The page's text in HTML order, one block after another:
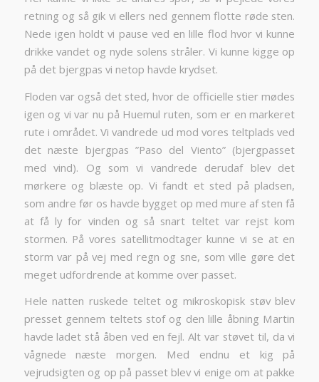
retning og så gik vi ellers ned gennem flotte røde sten.
Nede igen holdt vi pause ved en lille flod hvor vi kunne
drikke vandet og nyde solens stråler. Vi kunne kigge op
på det bjergpas vi netop havde krydset.
Floden var også det sted, hvor de officielle stier mødes
igen og vi var nu på Huemul ruten, som er en markeret
rute i området. Vi vandrede ud mod vores teltplads ved
det næste bjergpas ”Paso del Viento” (bjergpasset
med vind). Og som vi vandrede derudaf blev det
mørkere og blæste op. Vi fandt et sted på pladsen,
som andre før os havde bygget op med mure af sten få
at få ly for vinden og så snart teltet var rejst kom
stormen. På vores satellitmodtager kunne vi se at en
storm var på vej med regn og sne, som ville gøre det
meget udfordrende at komme over passet.
Hele natten ruskede teltet og mikroskopisk støv blev
presset gennem teltets stof og den lille åbning Martin
havde ladet stå åben ved en fejl. Alt var støvet til, da vi
vågnede næste morgen. Med endnu et kig på
vejrudsigten og op på passet blev vi enige om at pakke